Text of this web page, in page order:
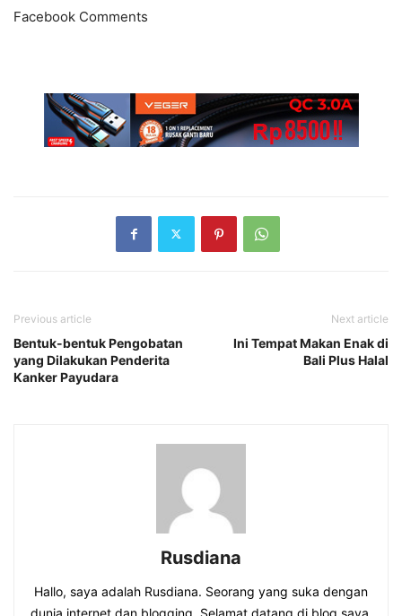
Facebook Comments
Previous article
Bentuk-bentuk Pengobatan
yang Dilakukan Penderita
Kanker Payudara
Next article
Ini Tempat Makan Enak di
Bali Plus Halal
Rusdiana
Hallo, saya adalah Rusdiana. Seorang yang suka dengan
dunia internet dan blogging. Selamat datang di blog saya,